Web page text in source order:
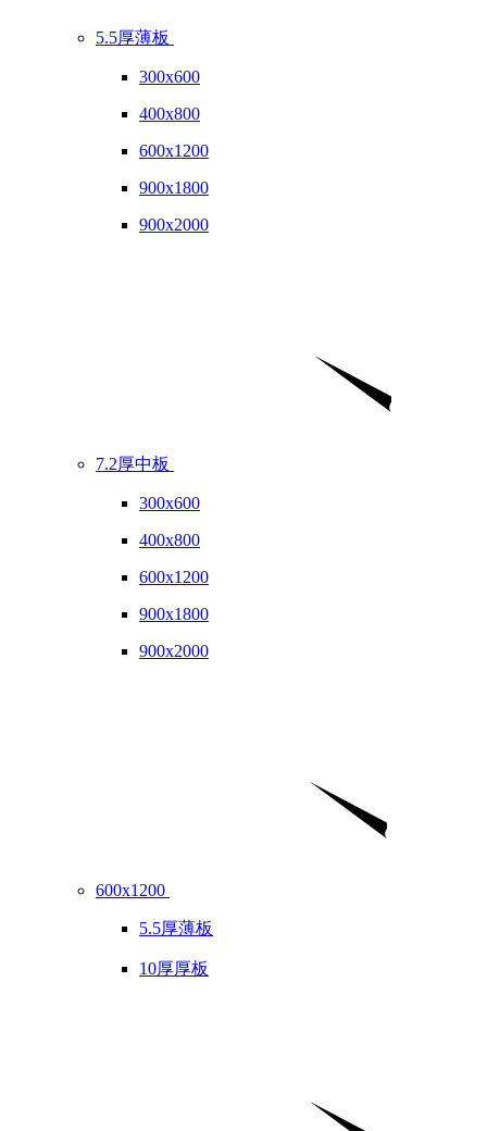
5.5厚薄板
300x600
400x800
600x1200
900x1800
900x2000
7.2厚中板
300x600
400x800
600x1200
900x1800
900x2000
600x1200
5.5厚薄板
10厚厚板